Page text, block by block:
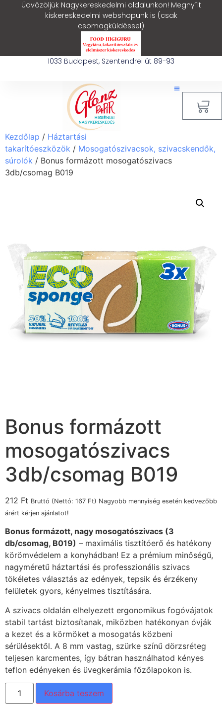
Üdvözöljük Nagykereskedelmi oldalunkon! Megnyílt
kiskereskedelmi webshopunk is (csak
csomagküldéssel)
1033 Budapest, Szentendrei út 89-93
Kezdőlap / Háztartási
takarítóeszközök / Mosogatószivacsok, szivacskendők,
súrolók / Bonus formázott mosogatószivacs
3db/csomag B019
Bonus formázott
mosogatószivacs
3db/csomag B019
212 Ft Bruttó (Nettó: 167 Ft) Nagyobb mennyiség esetén kedvezőbb
árért kérjen ajánlatot!
Bonus formázott, nagy mosogatószivacs (3
db/csomag, B019) – maximális tisztítóerő és hatékony
körömvédelem a konyhádban! Ez a prémium minőségű,
nagyméretű háztartási és professzionális szivacs
tökéletes választás az edények, tepsik és érzékeny
felületek gyors, kényelmes tisztítására.
A szivacs oldalán elhelyezett ergonomikus fogóvájatok
stabil tartást biztosítanak, miközben hatékonyan óvják
a kezet és a körmöket a mosogatás közbeni
sérülésektől. A 8 mm vastag, szürke színű dörzsréteg
teljesen karcmentes, így bátran használhatod kényes
teflon edényeken és üvegkerámia főzőlapokon is.
Kosárba teszem